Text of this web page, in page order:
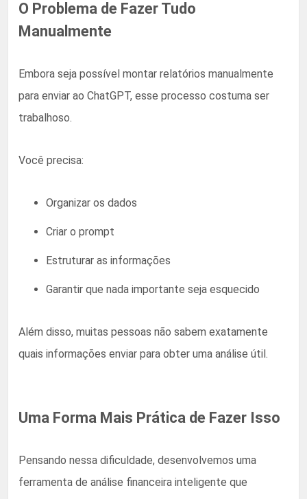
O Problema de Fazer Tudo
Manualmente
Embora seja possível montar relatórios manualmente
para enviar ao ChatGPT, esse processo costuma ser
trabalhoso.
Você precisa:
Organizar os dados
Criar o prompt
Estruturar as informações
Garantir que nada importante seja esquecido
Além disso, muitas pessoas não sabem exatamente
quais informações enviar para obter uma análise útil.
Uma Forma Mais Prática de Fazer Isso
Pensando nessa dificuldade, desenvolvemos uma
ferramenta de análise financeira inteligente que